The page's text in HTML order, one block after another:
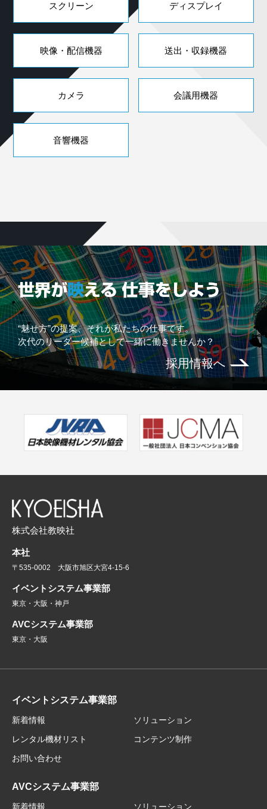
スクリーン ディスプレイ
映像・配信機器 送出・収録機器
カメラ 会議用機器
音響機器
“魅せ方”の提案、それが私たちの仕事です。
次代のリーダー候補として一緒に働きませんか？
採用情報へ
株式会社教映社
本社
〒535-0002 大阪市旭区大宮4-15-6
イベントシステム事業部
東京・大阪・神戸
AVCシステム事業部
東京・大阪
イベントシステム事業部
新着情報
ソリューション
レンタル機材リスト
コンテンツ制作
お問い合わせ
AVCシステム事業部
新着情報 ソリューション